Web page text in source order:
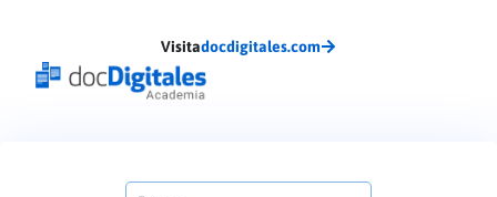
Visitadocdigitales.com